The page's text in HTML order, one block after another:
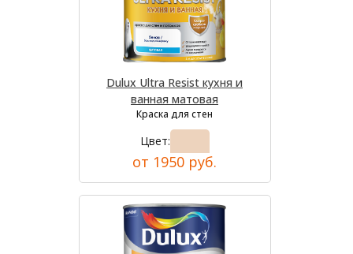
Dulux Ultra Resist кухня и
ванная матовая
Краска для стен
Цвет:
от 1950 руб.